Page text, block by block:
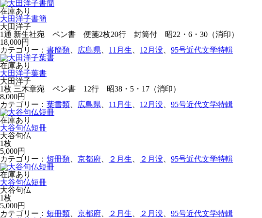
在庫あり
大田洋子書簡
大田洋子
1通 新生社宛 ペン書 便箋2枚20行 封筒付 昭22・6・30（消印）
18,000円
カテゴリー： 書簡類 広島県 11月生 12月没
95号近代文学特輯
在庫あり
大田洋子葉書
大田洋子
1枚 三木章宛 ペン書 12行 昭38・5・17（消印）
8,000円
カテゴリー： 葉書類 広島県 11月生 12月没
95号近代文学特輯
在庫あり
大谷句仏短冊
大谷句仏
1枚
5,000円
カテゴリー： 短冊類 京都府 ２月生 ２月没
95号近代文学特輯
在庫あり
大谷句仏短冊
大谷句仏
1枚
5,000円
カテゴリー： 短冊類 京都府 ２月生 ２月没
95号近代文学特輯